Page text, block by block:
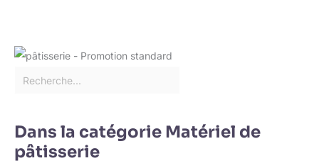
Dans la catégorie Matériel de
pâtisserie